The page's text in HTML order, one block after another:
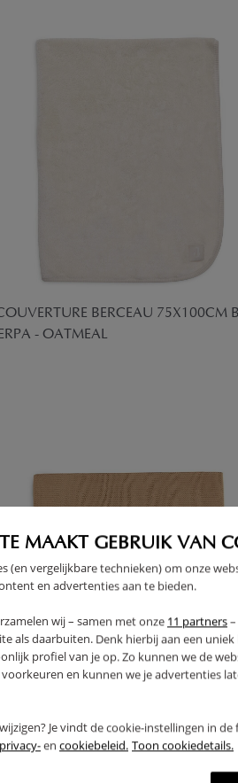
MAAKT GEBRUIK VAN
(en vergelijkbare technieken) om onze
en advertenties aan te bieden.
wij – samen met onze 11 partners
als daarbuiten. Denk hierbij aan een uniek
profiel van je op. Zo kunnen we de
en kunnen we je advertenties
Je vindt de cookie-instellingen in
privacy-en cookiebeleid. Toon cookiedetails.
BERCEAU 75X100CM
- OATMEAL
LIT DE BÉBÉ